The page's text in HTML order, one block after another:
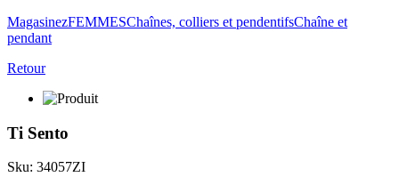
MagasinezFEMMESChaînes, colliers et pendentifsChaîne et
pendant
Retour
Ti Sento
Sku: 34057ZI